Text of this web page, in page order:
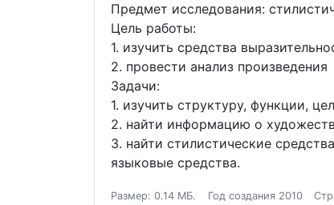
Предмет исследования:
Цель работы:
1. изучить средства
2. провести анализ
Задачи:
1. изучить структуру, функции,
2. найти информацию о
3. найти стилистические
языковые средства.
Размер: 0.14 МБ. Год создания 2010